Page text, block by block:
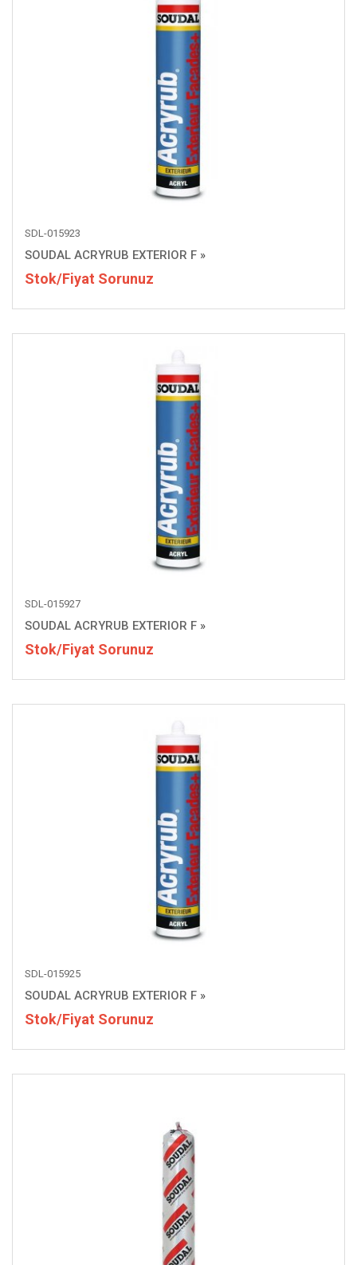
SDL-015923
SOUDAL ACRYRUB EXTERIOR F »
Stok/Fiyat Sorunuz
SDL-015927
SOUDAL ACRYRUB EXTERIOR F »
Stok/Fiyat Sorunuz
SDL-015925
SOUDAL ACRYRUB EXTERIOR F »
Stok/Fiyat Sorunuz